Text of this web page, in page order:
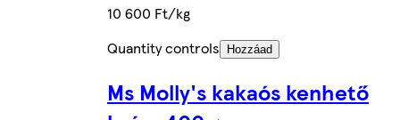
10 600 Ft/kg
Quantity controls
Hozzáad
Ms Molly's kakaós kenhető